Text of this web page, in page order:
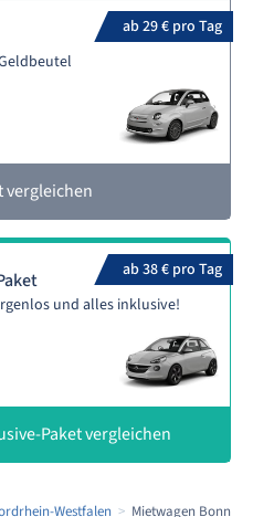
ab 29 € pro Tag
vergleichen
ab 38 € pro Tag
und alles inklusive!
Paket vergleichen
Westfalen Mietwagen Bonn